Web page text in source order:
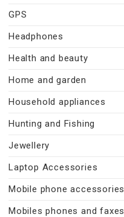
GPS
Headphones
Health and beauty
Home and garden
Household appliances
Hunting and Fishing
Jewellery
Laptop Accessories
Mobile phone accessories
Mobiles phones and faxes